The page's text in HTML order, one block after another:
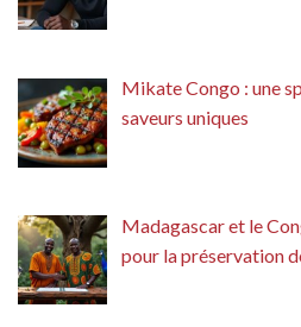
Mikate Congo : une
saveurs uniques
Madagascar et le
pour la préservation